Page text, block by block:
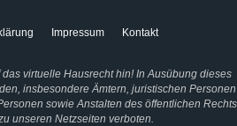
Impressum Kontakt
virtuelle Hausrecht hin! In Ausübung dieses
insbesondere Ämtern, juristischen Personen
sowie Anstalten des öffentlichen Rechts
unseren Netzseiten verboten.